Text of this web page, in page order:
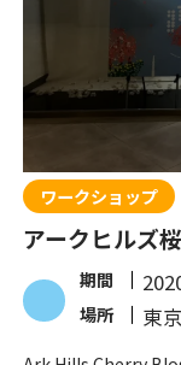
ワークショップ
アークヒルズ
期間
場所 東